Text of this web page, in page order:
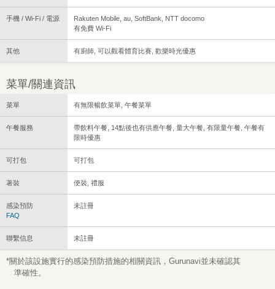
手機 / Wi-Fi / 電源
Rakuten Mobile, au, SoftBank, NTT docomo
有免費 Wi-Fi
其他 有廚師, 可以觀看體育比賽, 歡樂時光優惠
菜單/關連資訊
菜單 有無限暢飲菜單, 午餐菜單
午餐服務
帶飲料午餐, 14點後也有供應午餐, 量大午餐, 有限量午餐, 午餐有
限時優惠
可打包 可打包
著裝 便裝, 禮服
感染預防
FAQ
未註冊
聯繫信息 未註冊
*關於該設施實行的感染預防措施的相關資訊，Gurunavi並未確認其
準確性。